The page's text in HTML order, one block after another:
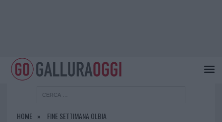
HOME FINE SETTIMANA OLBIA